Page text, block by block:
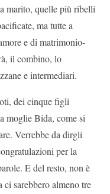
marito, quelle più ribelli
ma tutte a
e di matrimonio-
il combino, lo
e intermediari.
dei cinque figli
moglie Bida, come si
Verrebbe da dirgli
per la
E del resto, non è
sarebbero almeno tre